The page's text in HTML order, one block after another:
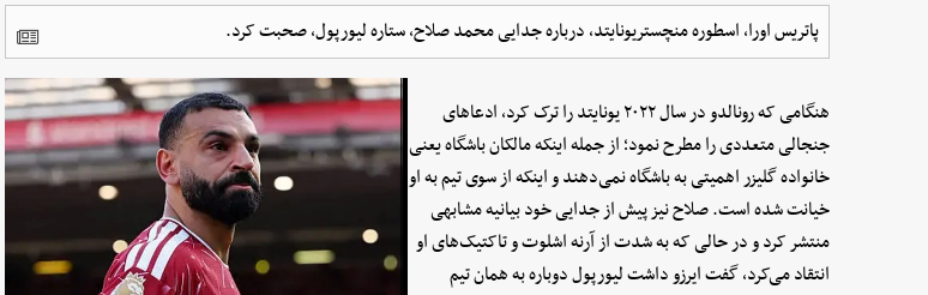
پاتریس اورا، اسطوره منچستریونایتد، درباره جدایی محمد صلاح، ستاره لیورپول، صحبت کرد.
هنگامی که رونالدو در سال ۲۰۲۲ یونایتد را ترک کرد، ادعاهای
جنجالی متعددی را مطرح نمود؛ از جمله اینکه مالکان باشگاه یعنی
خانواده گلیزر اهمیتی به باشگاه نمی‌دهند و اینکه از سوی تیم به او
خیانت شده است. صلاح نیز پیش از جدایی خود بیانیه مشابهی
منتشر کرد و در حالی که به شدت از آرنه اشلوت و تاکتیک‌های او
انتقاد می‌کرد، گفت ایرزو داشت لیورپول دوباره به همان تیم